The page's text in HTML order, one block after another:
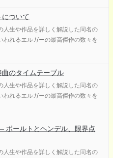
ついて
人生や作品を詳しく解説した同名の
れるエルガーの最高傑作の数々を
のタイムテーブル
人生や作品を詳しく解説した同名の
れるエルガーの最高傑作の数々を
ールトとヘンデル、限界点
人生や作品を詳しく解説した同名の